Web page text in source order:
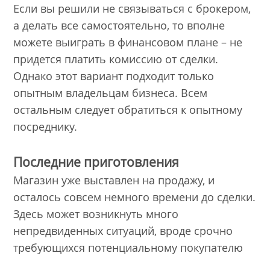
Если вы решили не связываться с брокером,
а делать все самостоятельно, то вполне
можете выиграть в финансовом плане – не
придется платить комиссию от сделки.
Однако этот вариант подходит только
опытным владельцам бизнеса. Всем
остальным следует обратиться к опытному
посреднику.
Последние приготовления
Магазин уже выставлен на продажу, и
осталось совсем немного времени до сделки.
Здесь может возникнуть много
непредвиденных ситуаций, вроде срочно
требующихся потенциальному покупателю